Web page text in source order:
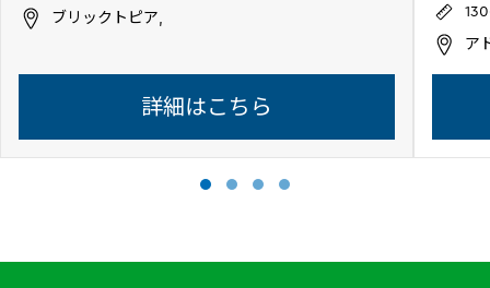
ブリックトピア,
詳細はこちら
ア